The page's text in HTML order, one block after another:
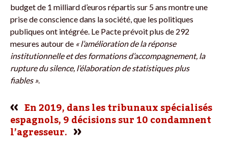
budget de 1 milliard d’euros répartis sur 5 ans montre une
prise de conscience dans la société, que les politiques
publiques ont intégrée. Le Pacte prévoit plus de 292
mesures autour de « l’amélioration de la réponse
institutionnelle et des formations d’accompagnement, la
rupture du silence, l’élaboration de statistiques plus
fiables ».
En 2019, dans les tribunaux spécialisés
espagnols, 9 décisions sur 10 condamnent
l’agresseur.